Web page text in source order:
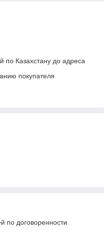
по Казахстану до адреса
покупателя
по договоренности